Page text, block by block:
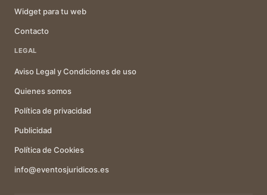
Widget para tu web
Contacto
LEGAL
Aviso Legal y Condiciones de uso
Quienes somos
Política de privacidad
Publicidad
Política de Cookies
info@eventosjuridicos.es